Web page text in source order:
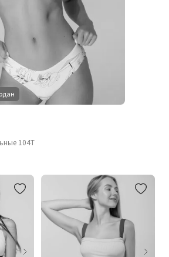
104T